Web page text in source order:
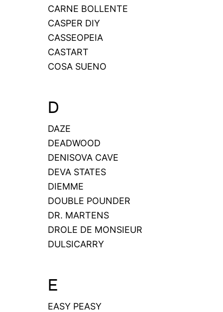
CARNE BOLLENTE
CASPER DIY
CASSEOPEIA
CASTART
COSA SUENO
D
DAZE
DEADWOOD
DENISOVA CAVE
DEVA STATES
DIEMME
DOUBLE POUNDER
DR. MARTENS
DROLE DE MONSIEUR
DULSICARRY
E
EASY PEASY